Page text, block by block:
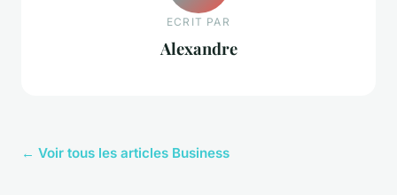
ECRIT PAR
Alexandre
← Voir tous les articles Business